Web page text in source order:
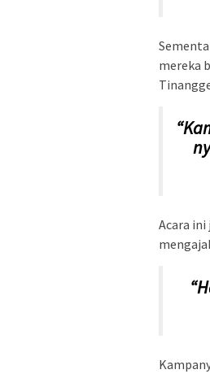
mereka
Acara